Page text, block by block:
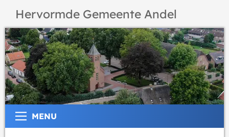
Hervormde Gemeente Andel
MENU